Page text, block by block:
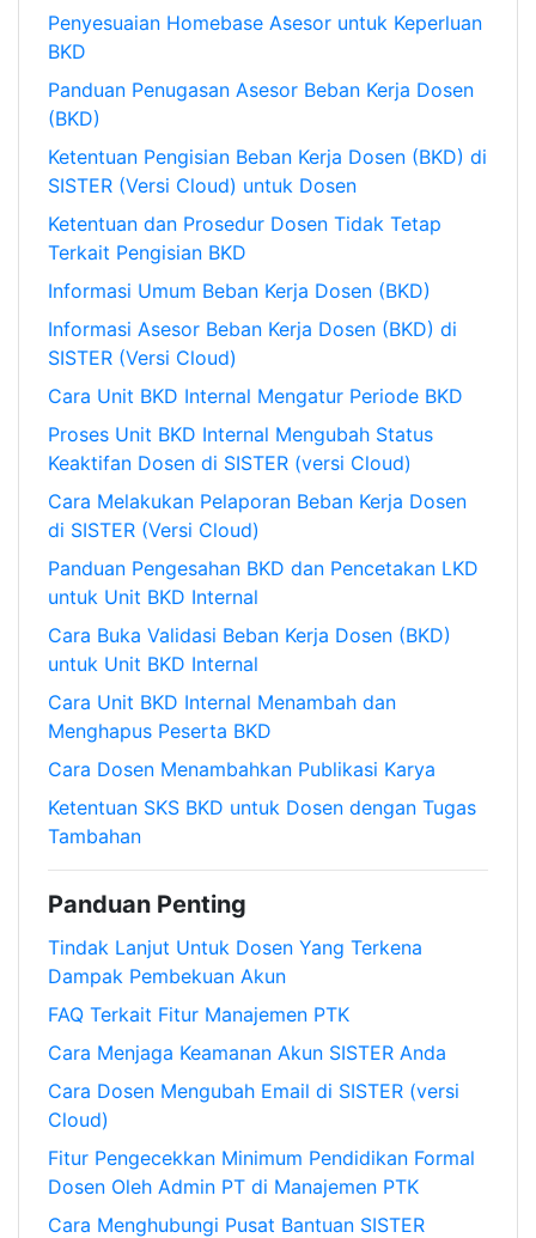
Penyesuaian Homebase Asesor untuk Keperluan
BKD
Panduan Penugasan Asesor Beban Kerja Dosen
(BKD)
Ketentuan Pengisian Beban Kerja Dosen (BKD) di
SISTER (Versi Cloud) untuk Dosen
Ketentuan dan Prosedur Dosen Tidak Tetap
Terkait Pengisian BKD
Informasi Umum Beban Kerja Dosen (BKD)
Informasi Asesor Beban Kerja Dosen (BKD) di
SISTER (Versi Cloud)
Cara Unit BKD Internal Mengatur Periode BKD
Proses Unit BKD Internal Mengubah Status
Keaktifan Dosen di SISTER (versi Cloud)
Cara Melakukan Pelaporan Beban Kerja Dosen
di SISTER (Versi Cloud)
Panduan Pengesahan BKD dan Pencetakan LKD
untuk Unit BKD Internal
Cara Buka Validasi Beban Kerja Dosen (BKD)
untuk Unit BKD Internal
Cara Unit BKD Internal Menambah dan
Menghapus Peserta BKD
Cara Dosen Menambahkan Publikasi Karya
Ketentuan SKS BKD untuk Dosen dengan Tugas
Tambahan
Panduan Penting
Tindak Lanjut Untuk Dosen Yang Terkena
Dampak Pembekuan Akun
FAQ Terkait Fitur Manajemen PTK
Cara Menjaga Keamanan Akun SISTER Anda
Cara Dosen Mengubah Email di SISTER (versi
Cloud)
Fitur Pengecekkan Minimum Pendidikan Formal
Dosen Oleh Admin PT di Manajemen PTK
Cara Menghubungi Pusat Bantuan SISTER